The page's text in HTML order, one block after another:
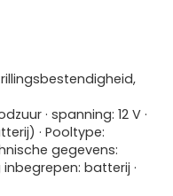
· spanning: 12 V ·
· Pooltype:
gegevens:
batterij ·